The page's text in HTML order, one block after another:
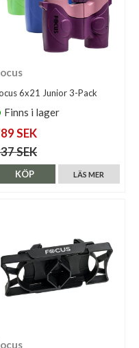
6x21 Junior 3-Pack
Finns i lager
SEK
SEK
LÄS MER
KÖP